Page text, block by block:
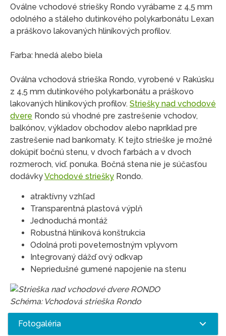
Oválne vchodové striešky Rondo vyrábame z 4,5 mm
odolného a stáleho dutinkového polykarbonátu Lexan
a práškovo lakovaných hliníkových profilov.
Farba: hnedá alebo biela
Oválna vchodová strieška Rondo, vyrobené v Rakúsku
z 4,5 mm dutinkového polykarbonátu a práškovo
lakovaných hliníkových profilov. Striešky nad vchodové
dvere Rondo sú vhodné pre zastrešenie vchodov,
balkónov, výkladov obchodov alebo napríklad pre
zastrešenie nad bankomaty. K tejto strieške je možné
dokúpiť bočnú stenu, v dvoch farbách a v dvoch
rozmeroch, viď. ponuka. Bočná stena nie je súčasťou
dodávkyVchodové striešky Rondo.
atraktívny vzhľad
Transparentná plastová výplň
Jednoduchá montáž
Robustná hliníková konštrukcia
Odolná proti poveternostným vplyvom
Integrovaný dážď ový odkvap
Nepriedušné gumené napojenie na stenu
Schéma: Vchodová strieška Rondo
Fotogaléria